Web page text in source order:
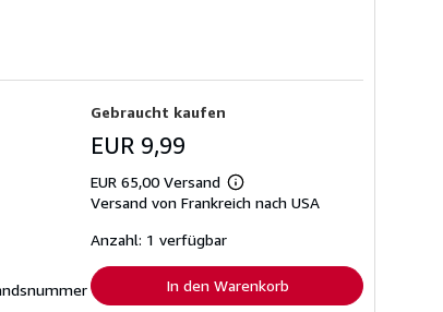
Gebraucht kaufen
EUR 9,99
EUR 65,00 Versand
Weitere
Informationen
Versand von Frankreich nach USA
Anzahl: 1 verfügbar
In den Warenkorb